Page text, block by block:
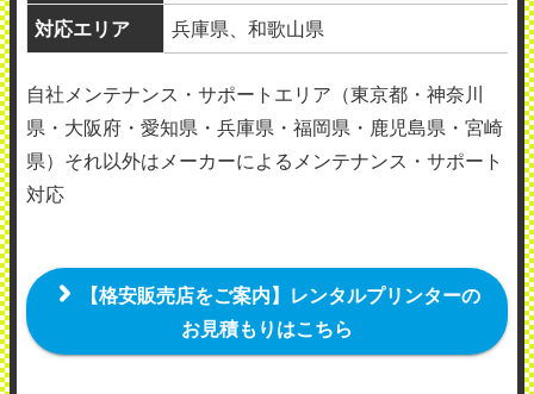
対応エリア 兵庫県、和歌山県
自社メンテナンス・サポートエリア（東京都・神奈川
県・大阪府・愛知県・兵庫県・福岡県・鹿児島県・宮崎
県）それ以外はメーカーによるメンテナンス・サポート
対応
【格安販売店をご案内】レンタルプリンターの
お見積もりはこちら